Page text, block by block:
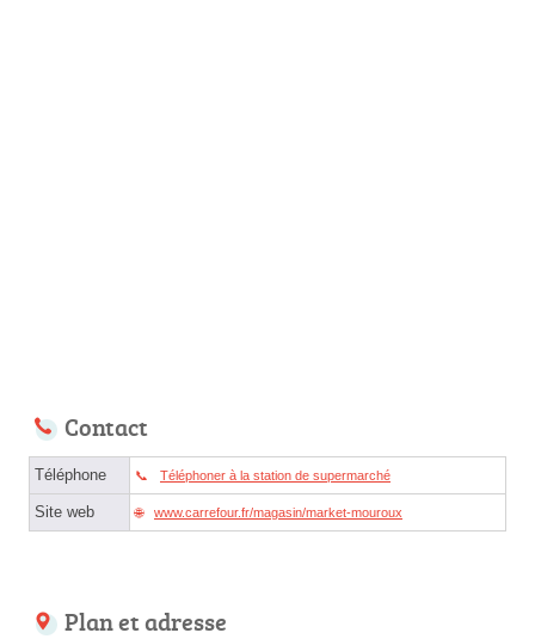
Contact
Téléphone Téléphoner à la station de supermarché
Site web www.carrefour.fr/magasin/market-mouroux
Plan et adresse